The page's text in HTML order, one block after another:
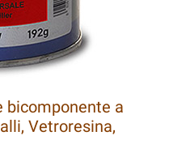
bicomponente a
Vetroresina,